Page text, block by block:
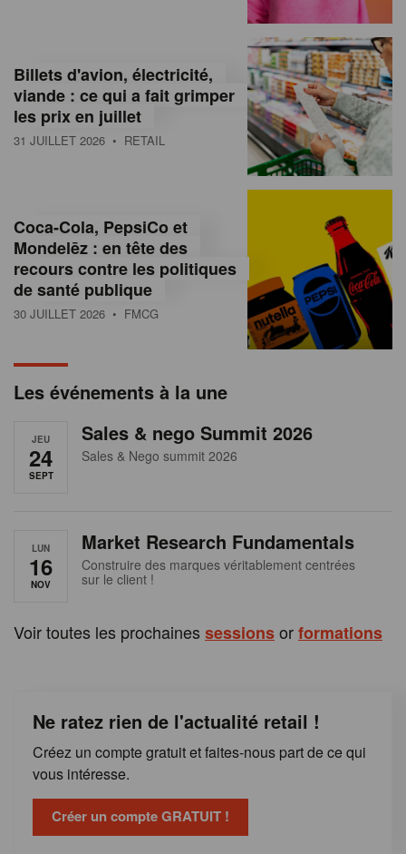
s
s
u
e
e
a
Billets d'avion, électricité,
viande : ce qui a fait grimper
les prix en juillet
31 JUILLET 2026 • RETAIL
Coca-Cola, PepsiCo et
Mondelēz : en tête des
recours contre les politiques
de santé publique
30 JUILLET 2026 • FMCG
Les événements à la une
JEU
24
SEPT
Sales & nego Summit 2026
Sales & Nego summit 2026
LUN
16
NOV
Market Research Fundamentals
Construire des marques véritablement centrées
sur le client !
Voir toutes les prochaines sessionsorformations
Ne ratez rien de l'actualité retail !
Créez un compte gratuit et faites-nous part de ce qui
vous intéresse.
Créer un compte GRATUIT !